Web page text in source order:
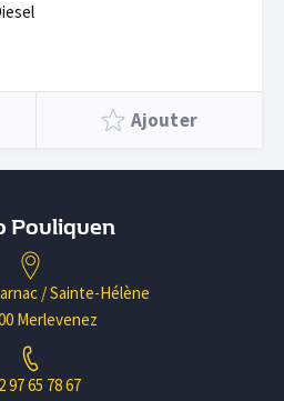
Ajouter
Pouliquen
/ Sainte-Hélène
Merlevenez
97 65 78 67